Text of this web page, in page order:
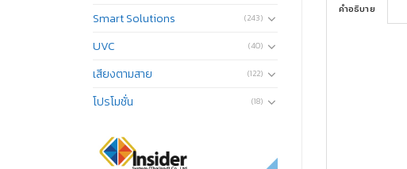
Smart Solutions (243)
UVC (40)
เสียงตามสาย (122)
โปรโมชั่น (18)
คำอธิบาย